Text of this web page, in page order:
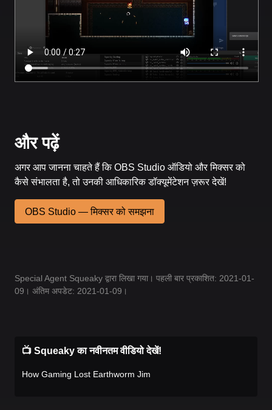
और पढ़ें
अगर आप जानना चाहते हैं कि OBS Studio ऑडियो और मिक्सर को
कैसे संभालता है, तो उनकी आधिकारिक डॉक्यूमेंटेशन ज़रूर देखें!
OBS Studio — मिक्सर को समझना
Special Agent Squeaky द्वारा लिखा गया। पहली बार प्रकाशित: 2021-01-
09। अंतिम अपडेट: 2021-01-09।
📺 Squeaky का नवीनतम वीडियो देखें!
How Gaming Lost Earthworm Jim